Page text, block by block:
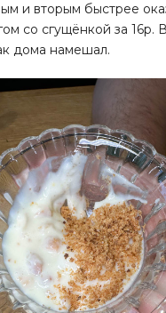
и вторым быстрее
со сгущёнкой за 16р.
дома намешал.